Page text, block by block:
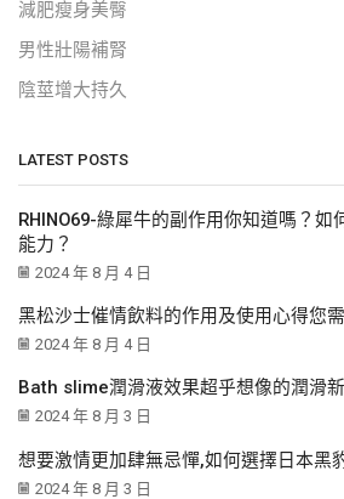
減肥瘦身美臀
男性壯陽補腎
陰莖增大持久
LATEST POSTS
RHINO69-綠犀牛的副作用你知道嗎？如
能力？
2024 年 8 月 4 日
黑松沙士催情飲料的作用及使用心得您
2024 年 8 月 4 日
Bath slime潤滑液效果超乎想像的潤滑
2024 年 8 月 3 日
想要激情更加肆無忌憚,如何選擇日本黑
2024 年 8 月 3 日